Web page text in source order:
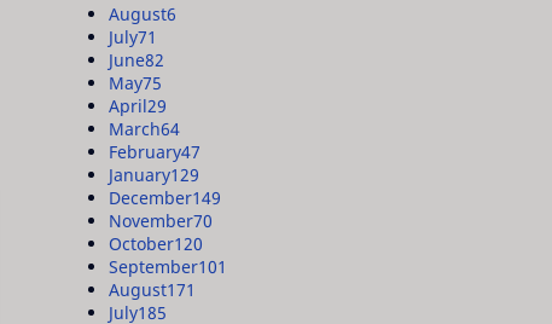
August6
July71
June82
May75
April29
March64
February47
January129
December149
November70
October120
September101
August171
July185